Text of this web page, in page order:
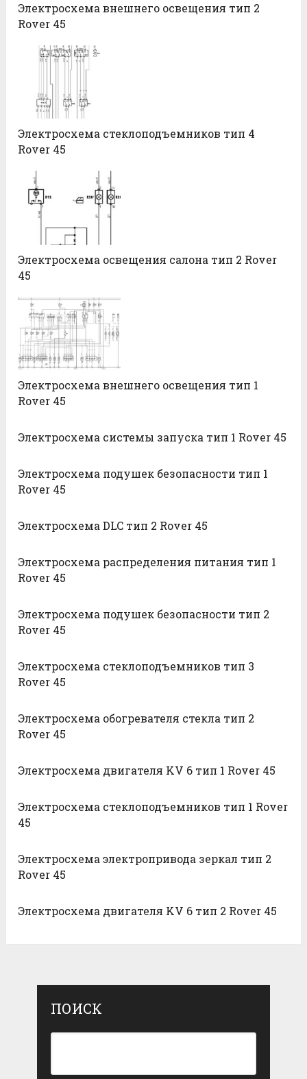
Электросхема внешнего освещения тип 2
Rover 45
Электросхема стеклоподъемников тип 4
Rover 45
Электросхема освещения салона тип 2 Rover
45
Электросхема внешнего освещения тип 1
Rover 45
Электросхема системы запуска тип 1 Rover 45
Электросхема подушек безопасности тип 1
Rover 45
Электросхема DLC тип 2 Rover 45
Электросхема распределения питания тип 1
Rover 45
Электросхема подушек безопасности тип 2
Rover 45
Электросхема стеклоподъемников тип 3
Rover 45
Электросхема обогревателя стекла тип 2
Rover 45
Электросхема двигателя KV 6 тип 1 Rover 45
Электросхема стеклоподъемников тип 1 Rover
45
Электросхема электропривода зеркал тип 2
Rover 45
Электросхема двигателя KV 6 тип 2 Rover 45
ПОИСК